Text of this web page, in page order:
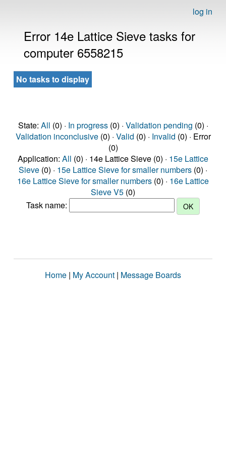
log in
Error 14e Lattice Sieve tasks for
computer 6558215
No tasks to display
State: All (0) · In progress(0) · Validation pending (0) ·
Validation inconclusive(0) · Valid (0) · Invalid (0) · Error
(0)
Application: All (0) · 14e Lattice Sieve (0) · 15e Lattice
Sieve (0) · 15e Lattice Sieve for smaller numbers (0) ·
16e Lattice Sieve for smaller numbers (0) · 16e Lattice
Sieve V5 (0)
Task name:
Home | My Account | Message Boards